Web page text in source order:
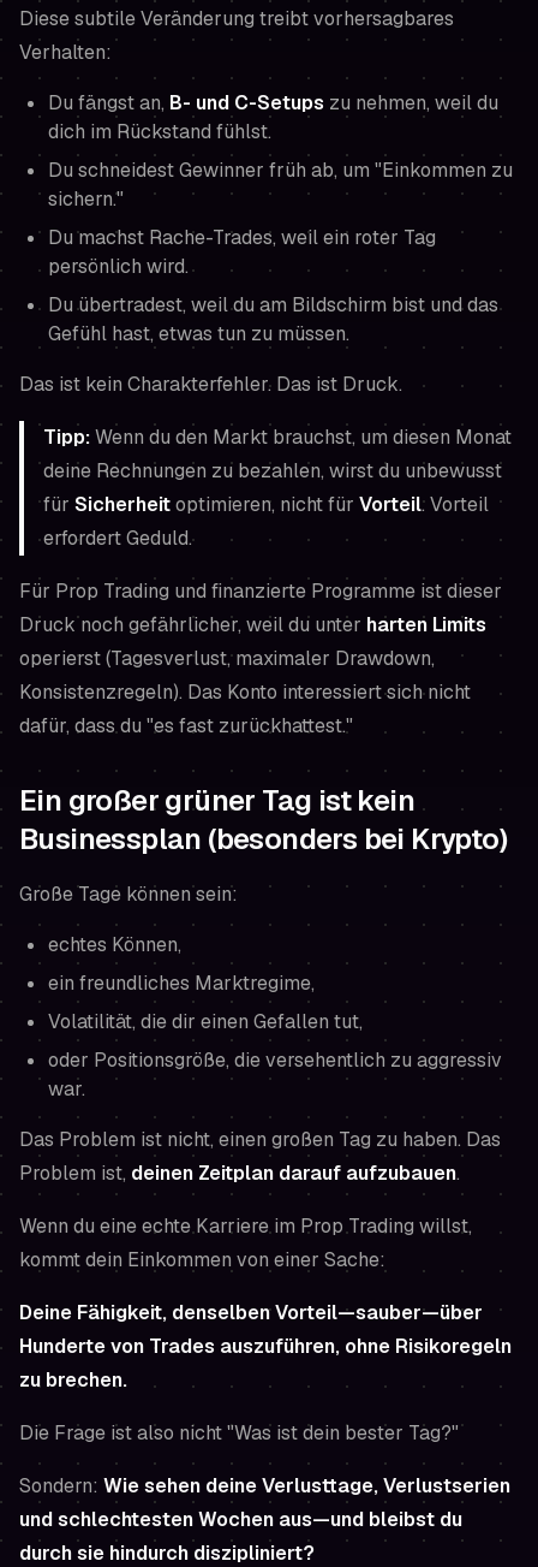
Diese subtile Veränderung treibt vorhersagbares
Verhalten:
Du fängst an, B- und C-Setups zu nehmen, weil du
dich im Rückstand fühlst.
Du schneidest Gewinner früh ab, um "Einkommen zu
sichern."
Du machst Rache-Trades, weil ein roter Tag
persönlich wird.
Du übertradest, weil du am Bildschirm bist und das
Gefühl hast, etwas tun zu müssen.
Das ist kein Charakterfehler. Das ist Druck.
Tipp:Wenn du den Markt brauchst, um diesen Monat
deine Rechnungen zu bezahlen, wirst du unbewusst
für Sicherheitoptimieren, nicht für Vorteil. Vorteil
erfordert Geduld.
Für Prop Trading und finanzierte Programme ist dieser
Druck noch gefährlicher, weil du unter harten Limits
operierst (Tagesverlust, maximaler Drawdown,
Konsistenzregeln). Das Konto interessiert sich nicht
dafür, dass du "es fast zurückhattest."
Ein großer grüner Tag ist kein
Businessplan (besonders bei Krypto)
Große Tage können sein:
echtes Können,
ein freundliches Marktregime,
Volatilität, die dir einen Gefallen tut,
oder Positionsgröße, die versehentlich zu aggressiv
war.
Das Problem ist nicht, einen großen Tag zu haben. Das
Problem ist, deinen Zeitplan darauf aufzubauen.
Wenn du eine echte Karriere im Prop Trading willst,
kommt dein Einkommen von einer Sache:
Deine Fähigkeit, denselben Vorteil—sauber—über
Hunderte von Trades auszuführen, ohne Risikoregeln
zu brechen.
Die Frage ist also nicht "Was ist dein bester Tag?"
Sondern: Wie sehen deine Verlusttage, Verlustserien
und schlechtesten Wochen aus—und bleibst du
durch sie hindurch diszipliniert?